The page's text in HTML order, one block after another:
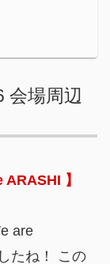
会場周辺
】
are
たね！ この